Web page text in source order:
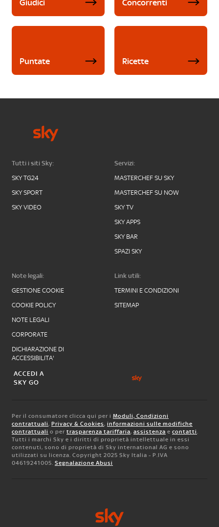
Giudici Concorrenti
Puntate Ricette
Tutti i siti Sky:
SKY TG24
SKY SPORT
SKY VIDEO
Servizi:
MASTERCHEF SU SKY
MASTERCHEF SU NOW
SKY TV
SKY APPS
SKY BAR
SPAZI SKY
Note legali:
GESTIONE COOKIE
COOKIE POLICY
NOTE LEGALI
CORPORATE
DICHIARAZIONE DI
ACCESSIBILITA'
Link utili:
TERMINI E CONDIZIONI
SITEMAP
ACCEDI A
SKY GO
Per il consumatore clicca qui per i Moduli, Condizioni
contrattuali, Privacy & Cookies, informazioni sulle modifiche
contrattuali o per trasparenza tariffaria, assistenza e contatti.
Tutti i marchi Sky e i diritti di proprietà intellettuale in essi
contenuti, sono di proprietà di Sky international AG e sono
utilizzati su licenza. Copyright 2025 Sky Italia - P.IVA
04619241005. Segnalazione Abusi